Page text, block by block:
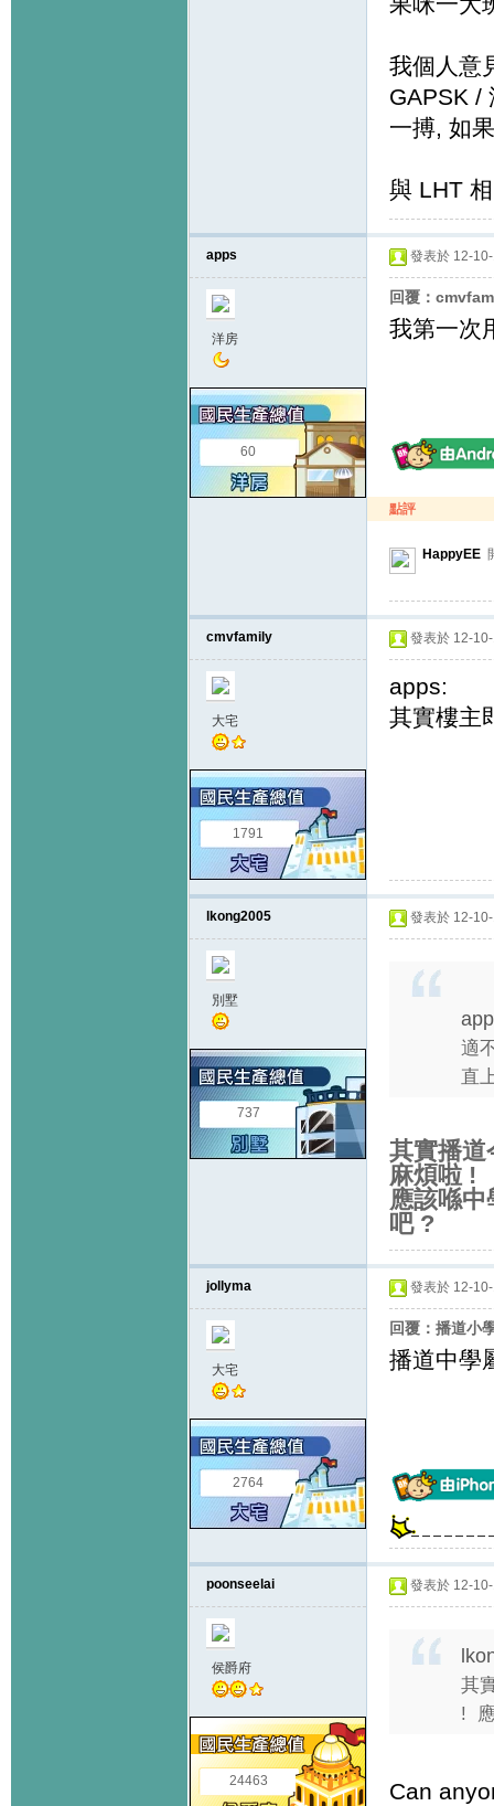
我個人意
GAPSK /
一搏, 如
與 LHT
apps
洋房
60
發表於 12-
回覆：
我第一次
點評
HappyEE
cmvfamily
大宅
1791
發表於 12-
apps:
其實樓主
lkong2005
別墅
737
發表於 12-
適
直
其實播道
麻煩啦 !
應該喺
吧?
jollyma
大宅
2764
發表於 12-
回覆：播道小
播道中學
poonseelai
侯爵府
24463
發表於 12-
其
!
Can